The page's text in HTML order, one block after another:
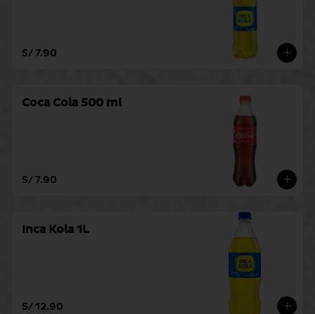
S/ 7.90
Coca Cola 500 ml
S/ 7.90
Inca Kola 1L
S/ 12.90